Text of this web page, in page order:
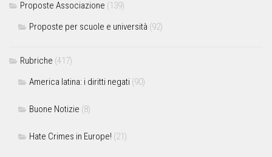
Proposte Associazione (139)
Proposte per scuole e università (92)
Rubriche (417)
America latina: i diritti negati (90)
Buone Notizie (8)
Hate Crimes in Europe! (21)